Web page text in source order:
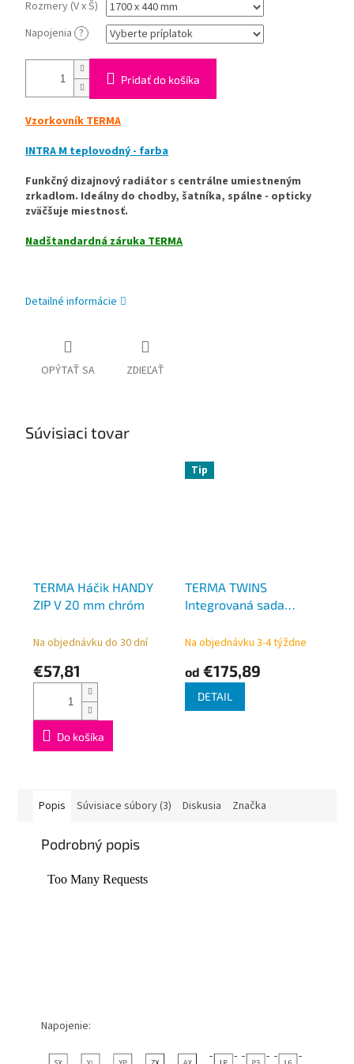
Rozmery (V x Š)
Napojenia ?
Pridať do košíka
Vzorkovník TERMA
INTRA M teplovodný - farba
Funkčný dizajnový radiátor s centrálne umiestneným
zrkadlom. Ideálny do chodby, šatníka, spálne - opticky
zväčšuje miestnosť.
Nadštandardná záruka TERMA
Detailné informácie
OPÝTAŤ SA ZDIEĽAŤ
Súvisiaci tovar
TERMA Háčik HANDY
ZIP V 20 mm chróm
Na objednávku do 30 dní
€57,81
Do košíka
Tip
TERMA TWINS
Integrovaná sada
ONE H-3000 rôzne
rohová
Na objednávku 3-4 týždne
od €175,89
DETAIL
Popis Súvisiace súbory (3) Diskusia Značka
Podrobný popis
Napojenie: